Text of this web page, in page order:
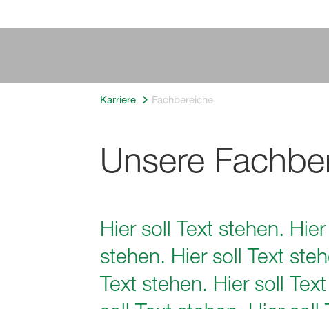
Karriere Fachbereiche
Unsere
Hier soll Text stehen.
stehen. Hier soll Text
Text stehen. Hier soll